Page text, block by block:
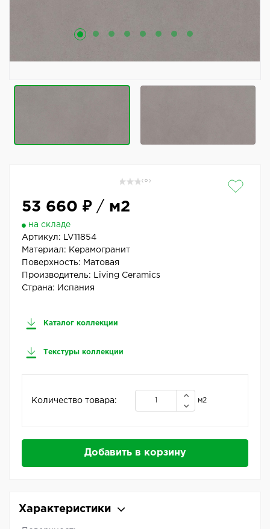
( 0 )
53 660 ₽/ м2
на складе
Артикул:
LV11854
Материал: Керамогранит
Поверхность: Матовая
Производитель:
Living Ceramics
Страна: Испания
Каталог коллекции
Текстуры коллекции
Количество товара: м2
Добавить в корзину
Характеристики